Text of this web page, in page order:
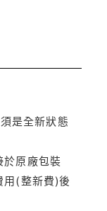
是全新狀態
原廠包裝
用(整新費)後